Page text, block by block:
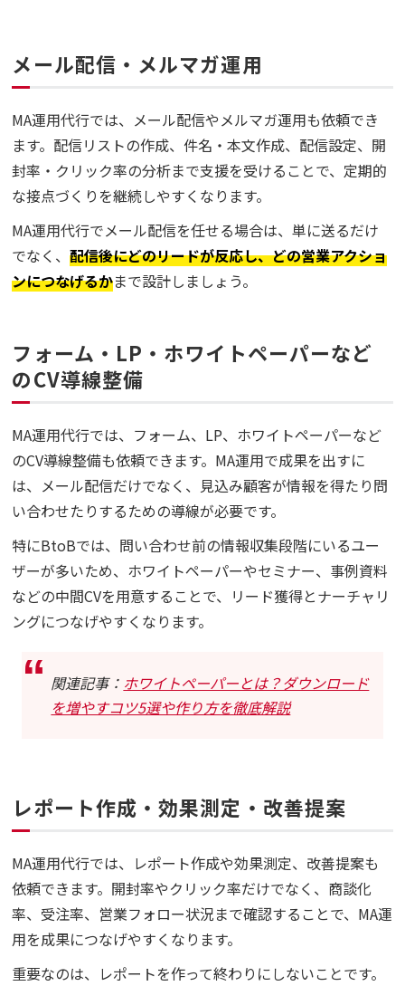
メール配信・メルマガ運用
MA運用代行では、メール配信やメルマガ運用も依頼でき
ます。配信リストの作成、件名・本文作成、配信設定、開
封率・クリック率の分析まで支援を受けることで、定期的
な接点づくりを継続しやすくなります。
MA運用代行でメール配信を任せる場合は、単に送るだけ
でなく、配信後にどのリードが反応し、どの営業アクショ
ンにつなげるかまで設計しましょう。
フォーム・LP・ホワイトペーパーなど
のCV導線整備
MA運用代行では、フォーム、LP、ホワイトペーパーなど
のCV導線整備も依頼できます。MA運用で成果を出すに
は、メール配信だけでなく、見込み顧客が情報を得たり問
い合わせたりするための導線が必要です。
特にBtoBでは、問い合わせ前の情報収集段階にいるユー
ザーが多いため、ホワイトペーパーやセミナー、事例資料
などの中間CVを用意することで、リード獲得とナーチャリ
ングにつなげやすくなります。
関連記事： ホワイトペーパーとは？ダウンロード
を増やすコツ5選や作り方を徹底解説
レポート作成・効果測定・改善提案
MA運用代行では、レポート作成や効果測定、改善提案も
依頼できます。開封率やクリック率だけでなく、商談化
率、受注率、営業フォロー状況まで確認することで、MA運
用を成果につなげやすくなります。
重要なのは、レポートを作って終わりにしないことです。